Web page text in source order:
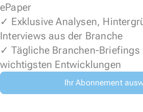
ePaper
✓ Exklusive Analysen,
Interviews aus der Branche
✓ Tägliche Branchen-Briefings
wichtigsten Entwicklungen
Ihr Abonnement